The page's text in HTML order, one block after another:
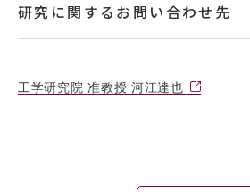
研究に関するお問い合わせ先
工学研究院 准教授 河江達也